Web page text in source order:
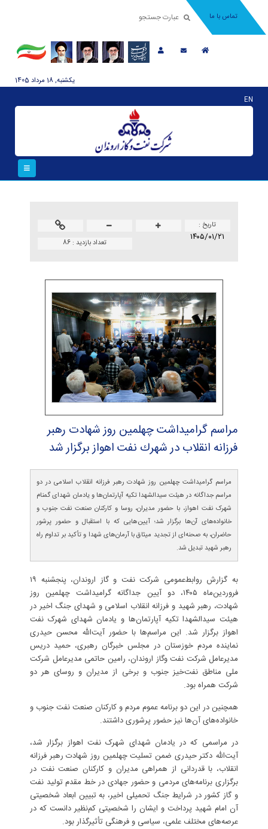
تماس با ما
يکشنبه, 18 مرداد 1405
EN
تاريخ :
۱۴۰۵/۰۱/۲۱ تعداد بازدید : 86
مراسم گرامیداشت چهلمین روز شهادت رهبر
فرزانه انقلاب در شهرك نفت اهواز برگزار شد
مراسم گرامیداشت چهلمین روز شهادت رهبر فرزانه انقلاب اسلامی در دو
مراسم جداگانه در هیئت سیدالشهدا تکیه آپارتمان‌ها و یادمان شهدای گمنام
شهرک نفت اهواز، با حضور مدیران، روسا و کارکنان صنعت نفت جنوب و
خانواده‌های آن‌ها برگزار شد؛ آیین‌هایی که با استقبال و حضور پرشور
حاضران، به صحنه‌ای از تجدید میثاق با آرمان‌های شهدا و تأکید بر تداوم راه
رهبر شهید تبدیل شد.
به گزارش روابط‌عمومی شرکت نفت و گاز اروندان، پنجشنبه ۱۹
فروردین‌ماه ۱۴۰۵، دو آیین جداگانه گرامیداشت چهلمین روز
شهادت، رهبر شهید و فرزانه انقلاب اسلامی و شهدای جنگ اخیر در
هیئت سیدالشهدا تکیه آپارتمان‌ها و یادمان شهدای شهرک نفت
اهواز برگزار شد. این مراسم‌ها با حضور آیت‌الله محسن حیدری
نماینده مردم خوزستان در مجلس خبرگان رهبری، حمید دریس
مدیرعامل شرکت نفت وگاز اروندان، رامین حاتمی مدیرعامل شرکت
ملی مناطق نفت‌خیز جنوب و برخی از مدیران و روسای هر دو
شرکت همراه بود.
همچنین در این دو برنامه عموم مردم و کارکنان صنعت نفت جنوب و
خانواده‌های آن‌ها نیز حضور پرشوری داشتند.
در مراسمی که در یادمان شهدای شهرک نفت اهواز برگزار شد،
آیت‌الله دکتر حیدری ضمن تسلیت چهلمین روز شهادت رهبر فرزانه
انقلاب، با قدردانی از همراهی مدیران و کارکنان صنعت نفت در
برگزاری برنامه‌های مردمی و حضور جهادی در خط مقدم ‌تولید نفت
و گاز کشور در شرایط جنگ تحمیلی اخیر، به تبیین ابعاد شخصیتی
آن امام شهید پرداخت و ایشان را شخصیتی کم‌نظیر دانست که در
عرصه‌های مختلف علمی، سیاسی و فرهنگی تأثیرگذار بود.